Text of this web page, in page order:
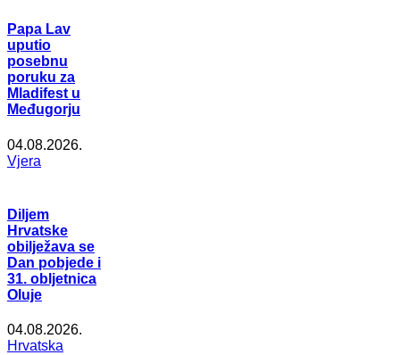
Papa Lav
uputio
posebnu
poruku za
Mladifest u
Međugorju
04.08.2026.
Vjera
Diljem
Hrvatske
obilježava se
Dan pobjede i
31. obljetnica
Oluje
04.08.2026.
Hrvatska